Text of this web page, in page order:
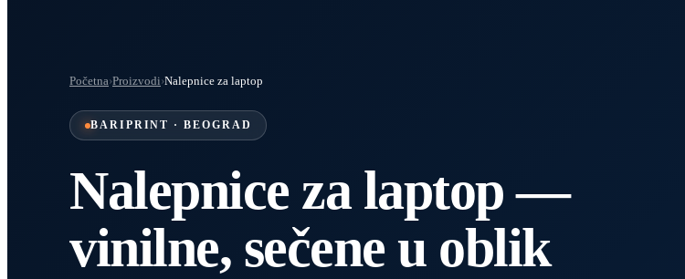
Početna›Proizvodi›Nalepnice za laptop
BARIPRINT · BEOGRAD
Nalepnice za laptop —
vinilne, sečene u oblik